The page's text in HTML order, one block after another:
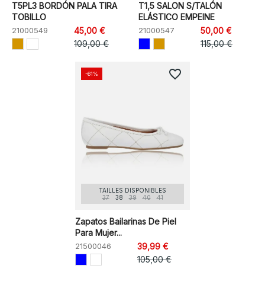
T5PL3 BORDÓN PALA TIRA
TOBILLO
21000549
45,00 €
109,00 €
T1,5 SALON S/TALÓN
ELÁSTICO EMPEINE
21000547
50,00 €
115,00 €
TAILLES DISPONIBLES
37
38 39 40 41
Zapatos Bailarinas De Piel
Para Mujer...
21500046
39,99 €
105,00 €
-61% favorite_border